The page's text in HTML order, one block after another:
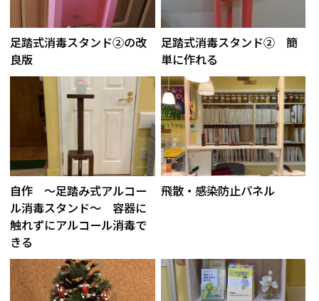
足踏式消毒スタンド②の改
良版
足踏式消毒スタンド② 簡
単に作れる
自作 ～足踏み式アルコー
ル消毒スタンド～ 容器に
触れずにアルコール消毒で
きる
飛散・感染防止パネル